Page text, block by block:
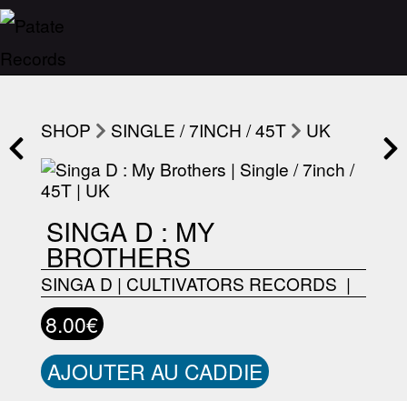
SHOP SINGLE / 7INCH / 45T UK
SINGA D : MY
BROTHERS
SINGA D | CULTIVATORS RECORDS ‎ |
8.00€
AJOUTER AU CADDIE